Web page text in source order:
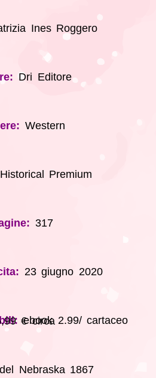
Ines Roggero
Dri Editore
Western
Historical Premium
317
23 giugno 2020
cartaceo 15,99 € circa
Nebraska 1867